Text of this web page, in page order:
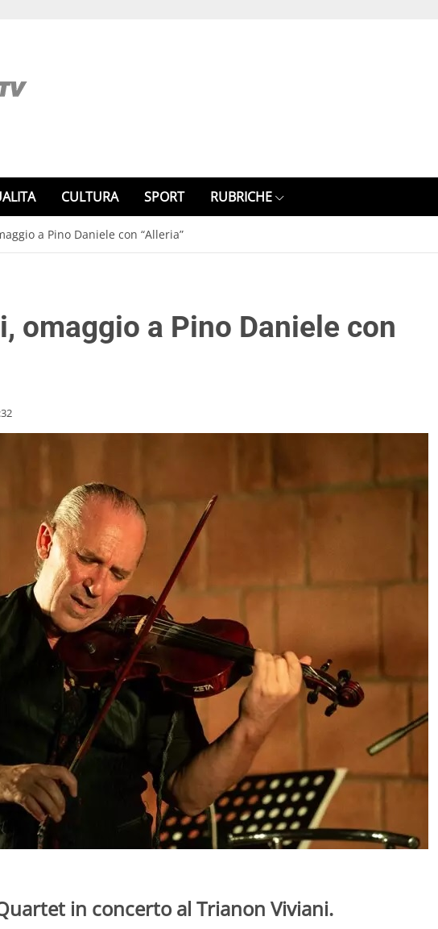
CULTURA SPORT RUBRICHE
a Pino Daniele con “Alleria”
omaggio a Pino Daniele con
in concerto al Trianon Viviani.